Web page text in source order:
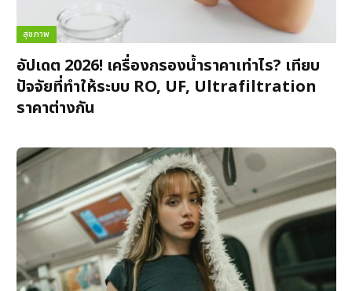
สุขภาพ
อัปเดต 2026! เครื่องกรองน้ำราคาเท่าไร? เทียบ
ปัจจัยที่ทำให้ระบบ RO, UF, Ultrafiltration
ราคาต่างกัน